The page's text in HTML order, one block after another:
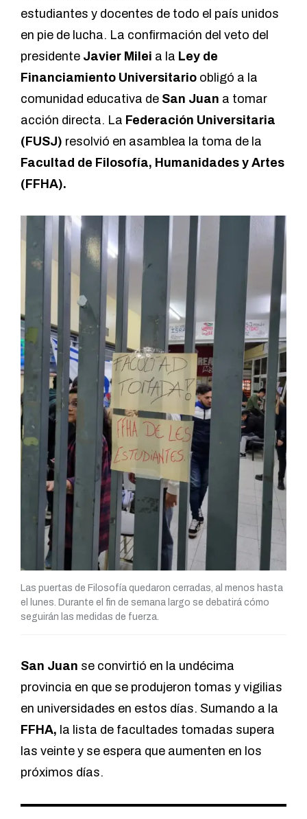
estudiantes y docentes de todo el país unidos
en pie de lucha. La confirmación del veto del
presidente Javier Milei a la Ley de
Financiamiento Universitario obligó a la
comunidad educativa de San Juan a tomar
acción directa. La Federación Universitaria
(FUSJ) resolvió en asamblea la toma de la
Facultad de Filosofía, Humanidades y Artes
(FFHA).
Las puertas de Filosofía quedaron cerradas, al menos hasta
el lunes. Durante el fin de semana largo se debatirá cómo
seguirán las medidas de fuerza.
San Juan se convirtió en la undécima
provincia en que se produjeron tomas y vigilias
en universidades en estos días. Sumando a la
FFHA, la lista de facultades tomadas supera
las veinte y se espera que aumenten en los
próximos días.